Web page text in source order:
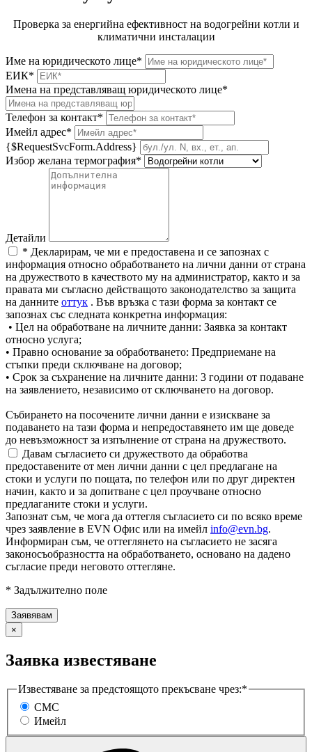
Проверка за енергийна ефективност на водогрейни котли и
климатични инсталации
Име на юридическото лице*
ЕИК*
Имена на представляващ юридическото лице*
Телефон за контакт*
Имейл адрес*
{$RequestSvcForm.Address}
Избор желана термография*
Детайли
* Декларирам, че ми е предоставена и се запознах с
информация относно обработването на лични данни от страна
на дружеството в качеството му на администратор, както и за
правата ми съгласно действащото законодателство за защита
на данните оттук . Във връзка с тази форма за контакт се
запознах със следната конкретна информация:
• Цел на обработване на личните данни: Заявка за контакт
относно услуга;
• Правно основание за обработването: Предприемане на
стъпки преди сключване на договор;
• Срок за съхранение на личните данни: 3 години от подаване
на заявлението, независимо от сключването на договор.
Събирането на посочените лични данни е изискване за
подаването на тази форма и непредоставянето им ще доведе
до невъзможност за изпълнение от страна на дружеството.
Давам съгласието си дружеството да обработва
предоставените от мен лични данни с цел предлагане на
стоки и услуги по пощата, по телефон или по друг директен
начин, както и за допитване с цел проучване относно
предлаганите стоки и услуги.
Запознат съм, че мога да оттегля съгласието си по всяко време
чрез заявление в EVN Офис или на имейл info@evn.bg.
Информиран съм, че оттеглянето на съгласието не засяга
законосъобразността на обработването, основано на дадено
съгласие преди неговото оттегляне.
* Задължително поле
×
Заявка известяване
Известяване за предстоящото прекъсване чрез:*
СМС
Имейл